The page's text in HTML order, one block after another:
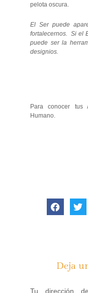
pelota oscura.
El Ser puede
fortalecernos. Si el
puede ser la
designios.
Para conocer tus
Humano.
Deja
Tu dirección